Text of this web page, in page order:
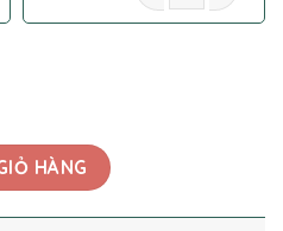
0001 số lượng Kệ Hoa Chia
HÀNG